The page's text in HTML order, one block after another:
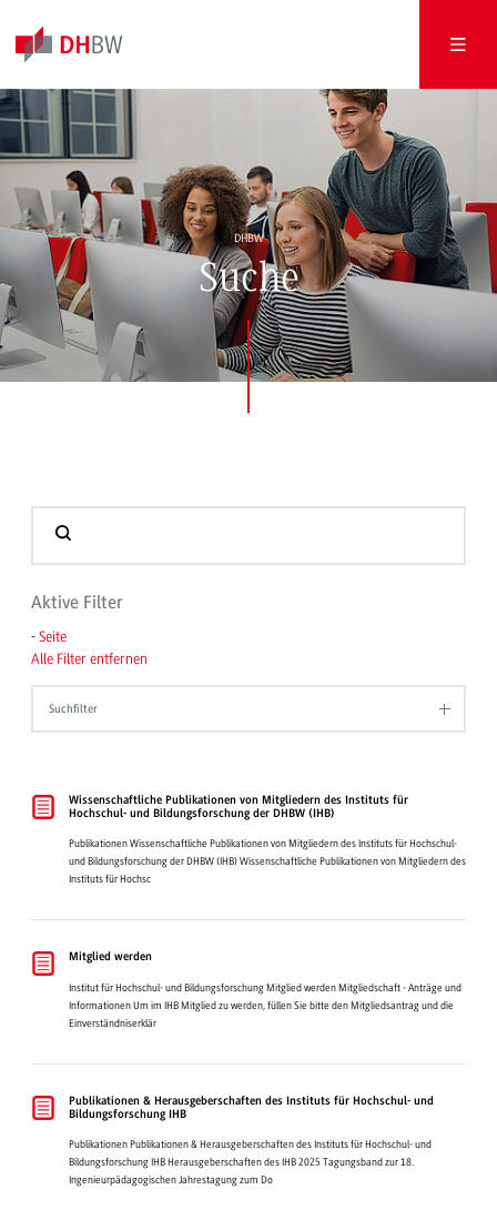
DHBW
Suche
Aktive Filter
- Seite
Alle Filter entfernen
Suchfilter
Wissenschaftliche Publikationen von Mitgliedern des Instituts für
Hochschul- und Bildungsforschung der DHBW (IHB)
Publikationen Wissenschaftliche Publikationen von Mitgliedern des Instituts für Hochschul-
und Bildungsforschung der DHBW (IHB) Wissenschaftliche Publikationen von Mitgliedern des
Instituts für Hochsc
Mitglied werden
Institut für Hochschul- und Bildungsforschung Mitglied werden Mitgliedschaft - Anträge und
Informationen Um im IHB Mitglied zu werden, füllen Sie bitte den Mitgliedsantrag und die
Einverständniserklär
Publikationen & Herausgeberschaften des Instituts für Hochschul- und
Bildungsforschung IHB
Publikationen Publikationen & Herausgeberschaften des Instituts für Hochschul- und
Bildungsforschung IHB Herausgeberschaften des IHB 2025 Tagungsband zur 18.
Ingenieurpädagogischen Jahrestagung zum Do